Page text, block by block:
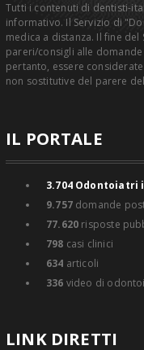
Tutti i contenuti di dentisti-
informativo. Il Servizio di
medica a distanza. Il fine
pareri/consigli alle
pertanto, essere
non sostitutive del parere
IL PORTALE
3.704Odontoiatri
9.757domande
77.620 risposte
798 casi clinici
634 articoli
336 video di
LINK DIRETTI